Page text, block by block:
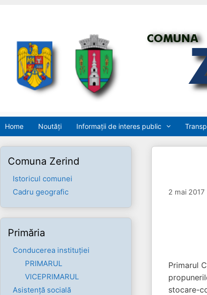
Home Noutăți Informații de interes public
2 mai 2017
Primarul
stocare-
Comuna Zerind
Istoricul comunei
Cadru geografic
Primăria
Conducerea instituției
PRIMARUL
VICEPRIMARUL
Asistență socială